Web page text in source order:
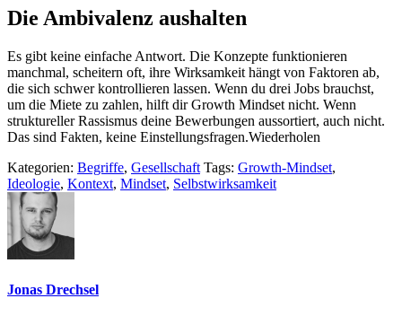
Die Ambivalenz aushalten
Es gibt keine einfache Antwort. Die Konzepte funktionieren
manchmal, scheitern oft, ihre Wirksamkeit hängt von Faktoren ab,
die sich schwer kontrollieren lassen. Wenn du drei Jobs brauchst,
um die Miete zu zahlen, hilft dir Growth Mindset nicht. Wenn
struktureller Rassismus deine Bewerbungen aussortiert, auch nicht.
Das sind Fakten, keine Einstellungsfragen.Wiederholen
Kategorien: Begriffe, Gesellschaft Tags: Growth-Mindset,
Ideologie, Kontext, Mindset, Selbstwirksamkeit
Jonas Drechsel